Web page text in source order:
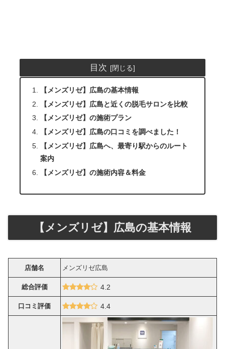
目次
【メンズリゼ】広島の基本情報
【メンズリゼ】広島と近くの脱毛サロンを比較
【メンズリゼ】の施術プラン
【メンズリゼ】広島の口コミを調べました！
【メンズリゼ】広島へ、最寄り駅からのルート
案内
【メンズリゼ】の施術内容＆料金
【メンズリゼ】広島の基本情報
店舗名 メンズリゼ広島
総合評価 4.2
口コミ評価 4.4